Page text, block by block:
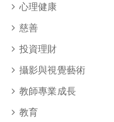
心理健康
慈善
投資理財
攝影與視覺藝術
教師專業成長
教育